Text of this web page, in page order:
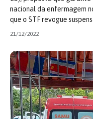
nacional da enfermagem
que o STF revogue
21/12/2022